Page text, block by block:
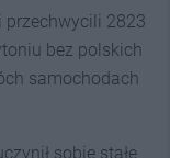
przechwycili 2823
bez polskich
samochodach
sobie stałe